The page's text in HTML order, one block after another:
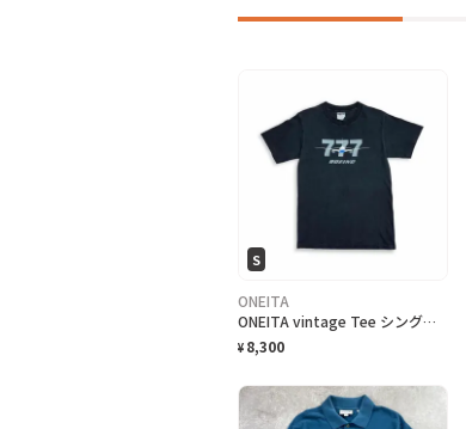
S
ONEITA
ONEITA vintage Tee シングルステッチ Tシャツ BOEING ボーイング
¥ 8,300